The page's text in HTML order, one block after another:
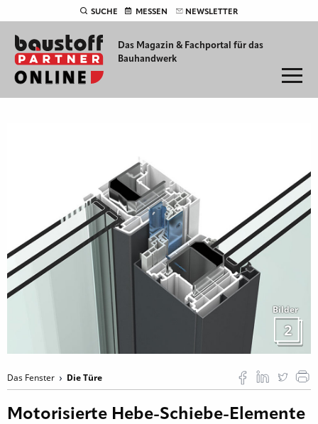
SUCHE MESSEN NEWSLETTER
Das Magazin & Fachportal für das
Bauhandwerk
Bilder
2
Das Fenster Die Türe
Motorisierte Hebe-Schiebe-Elemente